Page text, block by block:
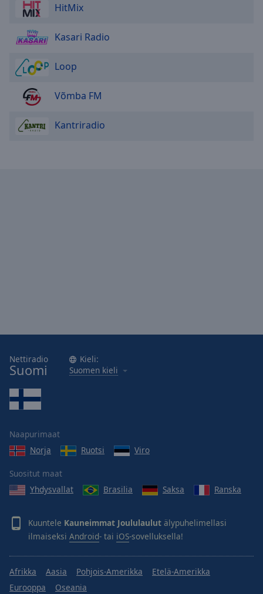
HitMix
Kasari Radio
Loop
Võmba FM
Kantriradio
Nettiradio
Suomi
Kieli:
Suomen kieli
Naapurimaat
Norja
Ruotsi Viro
Suositut maat
Yhdysvallat
Brasilia Saksa Ranska
Kuuntele Kauneimmat Joululaulut älypuhelimellasi
ilmaiseksi Android- tai iOS-sovelluksella!
Afrikka Aasia Pohjois-Amerikka
Etelä-Amerikka
Eurooppa
Oseania